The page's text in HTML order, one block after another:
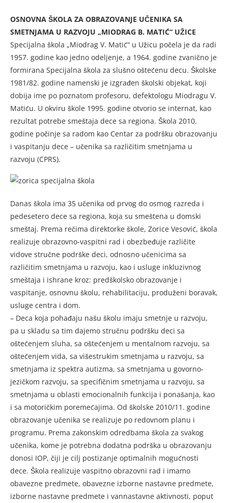
OSNOVNA ŠKOLA ZA OBRAZOVANJE UČENIKA SA
SMETNJAMA U RAZVOJU „MIODRAG B. MATIĆ“ UŽICE
Specijalna škola „Miodrag V. Matić“ u Užicu počela je da radi
1957. godine kao jedno odeljenje, a 1964. godine zvanično je
formirana Specijalna škola za slušno oštećenu decu. Školske
1981/82. godine namenski je izgrađen školski objekat, koji
dobija ime po poznatom profesoru, defektologu Miodragu V.
Matiću. U okviru škole 1995. godine otvorio se internat, kao
rezultat potrebe smeštaja dece sa regiona. Škola 2010.
godine počinje sa radom kao Centar za podršku obrazovanju
i vaspitanju dece – učenika sa različitim smetnjama u
razvoju (CPRS).
Danas škola ima 35 učenika od prvog do osmog razreda i
pedesetero dece sa regiona, koja su smeštena u domski
smeštaj. Prema rečima direktorke škole, Zorice Vesović, škola
realizuje obrazovno-vaspitni rad i obezbeđuje različite
vidove stručne podrške deci, odnosno učenicima sa
različitim smetnjama u razvoju, kao i usluge inkluzivnog
smeštaja i ishrane kroz: predškolsko obrazovanje i
vaspitanje, osnovnu školu, rehabilitaciju, produženi boravak,
usluge centra i dom.
– Deca koja pohađaju našu školu imaju smetnje u razvoju,
pa u skladu sa tim dajemo stručnu podršku deci sa
oštećenjem sluha, sa oštećenjem u mentalnom razvoju, sa
oštećenjem vida, sa višestrukim smetnjama u razvoju, sa
smetnjama iz spektra autizma, sa smetnjama u govorno-
jezičkom razvoju, sa specifičnim smetnjama u razvoju, sa
smetnjama u oblasti emocionalnih funkcija i ponašanja, kao
i sa motoričkim poremećajima. Od školske 2010/11. godine
obrazovanje učenika se realizuje po redovnom planu i
programu. Prema zakonskim odredbama škola za svakog
učenika, kome je potrebna dodatna podrška u obrazovanju
donosi IOP, čiji je cilj postizanje optimalnih mogućnosti
dece. Škola realizuje vaspitno obrazovni rad i imamo
obavezne predmete, obavezne izborne nastavne predmete,
izborne nastavne predmete i vannastavne aktivnosti, poput